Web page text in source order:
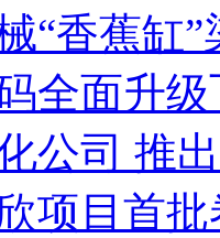
“香蕉缸
全面升
公司 推
项目首